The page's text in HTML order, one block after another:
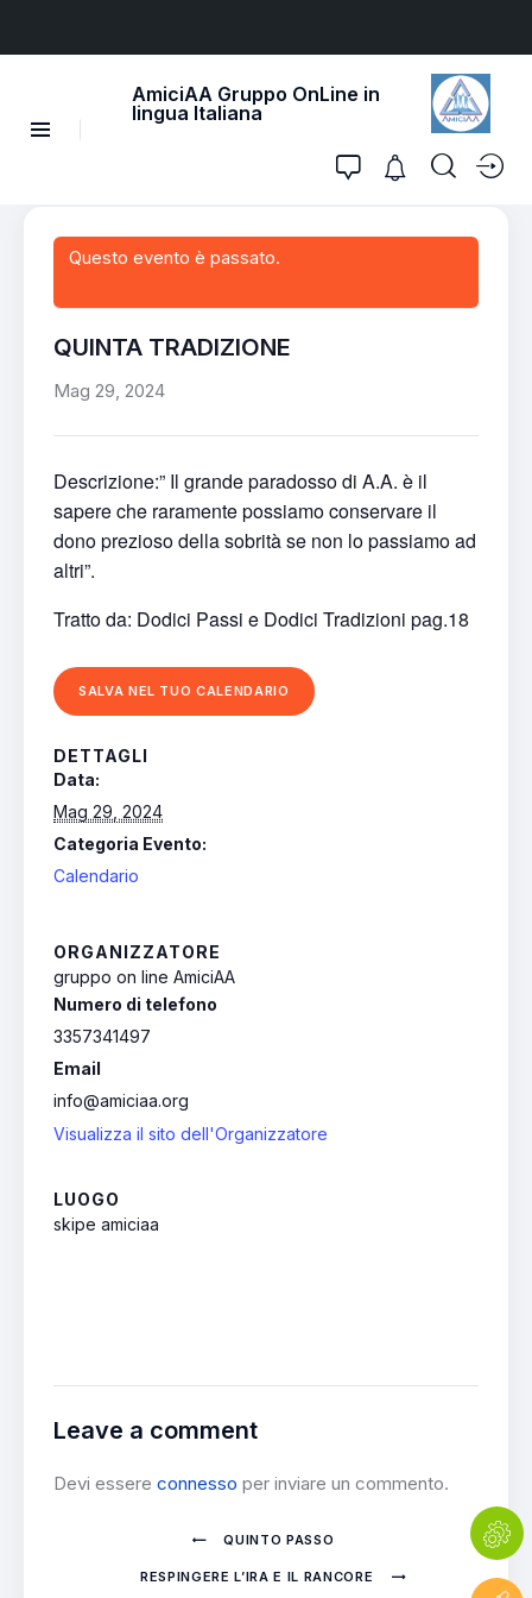
AmiciAA Gruppo OnLine in
lingua Italiana
Questo evento è passato.
QUINTA TRADIZIONE
Mag 29, 2024
Descrizione:” Il grande paradosso di A.A. è il
sapere che raramente possiamo conservare il
dono prezioso della sobrità se non lo passiamo ad
altri”.
Tratto da: Dodici Passi e Dodici Tradizioni pag.18
SALVA NEL TUO CALENDARIO
DETTAGLI
Data:
Mag 29, 2024
Categoria Evento:
Calendario
ORGANIZZATORE
gruppo on line AmiciAA
Numero di telefono
3357341497
Email
info@amiciaa.org
Visualizza il sito dell'Organizzatore
LUOGO
skipe amiciaa
Leave a comment
Devi essere connesso per inviare un commento.
QUINTO PASSO
RESPINGERE L’IRA E IL RANCORE